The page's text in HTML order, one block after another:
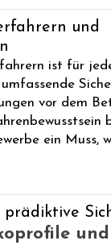
und
ist für
vor dem
ein Muss,
prädiktive